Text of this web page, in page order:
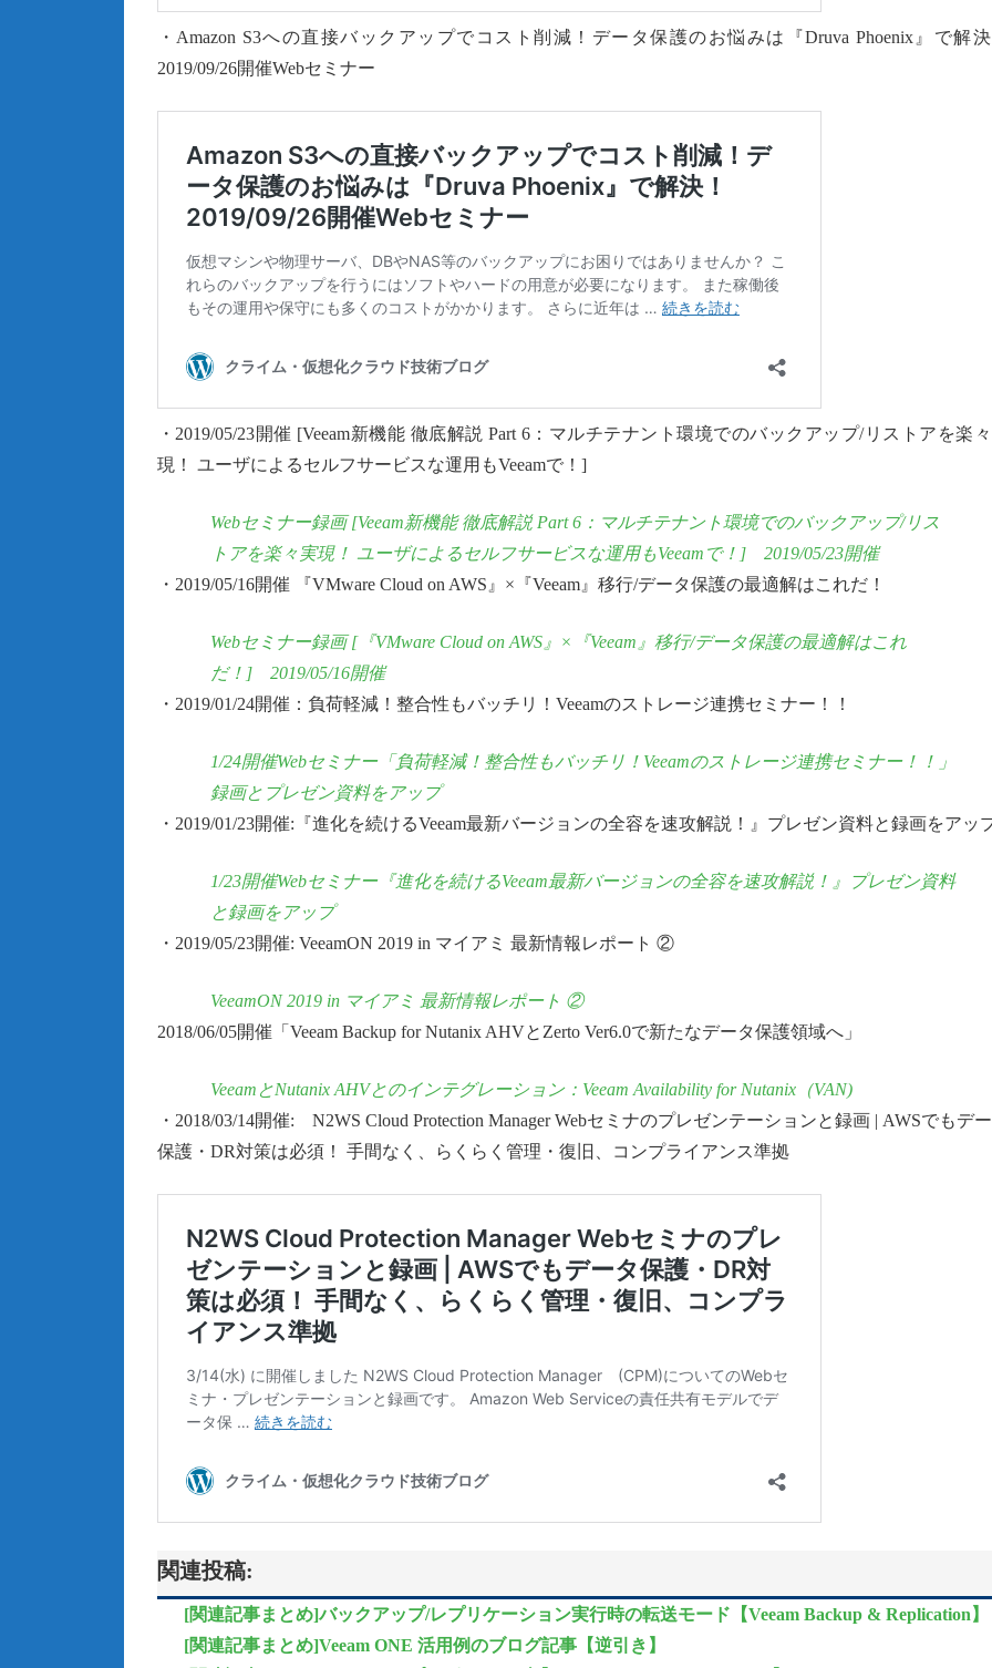
・Amazon S3への直接バックアップでコスト削減！データ保護のお悩みは『Druva Phoenix』で解
2019/09/26開催Webセミナー
・2019/05/23開催 [Veeam新機能 徹底解説 Part 6：マルチテナント環境でのバックアップ/リストアを楽
現！ ユーザによるセルフサービスな運用もVeeamで！]
Webセミナー録画 [Veeam新機能 徹底解説 Part 6：マルチテナント環境でのバックアップ/リス
トアを楽々実現！ ユーザによるセルフサービスな運用もVeeamで！] 2019/05/23開催
・2019/05/16開催 『VMware Cloud on AWS』×『Veeam』移行/データ保護の最適解はこれだ！
Webセミナー録画 [『VMware Cloud on AWS』×『Veeam』移行/データ保護の最適解はこれ
だ！] 2019/05/16開催
・2019/01/24開催：負荷軽減！整合性もバッチリ！Veeamのストレージ連携セミナー！！
1/24開催Webセミナー「負荷軽減！整合性もバッチリ！Veeamのストレージ連携セミナー！！」
録画とプレゼン資料をアップ
・2019/01/23開催:『進化を続けるVeeam最新バージョンの全容を速攻解説！』プレゼン資料と録画をアッ
1/23開催Webセミナー『進化を続けるVeeam最新バージョンの全容を速攻解説！』プレゼン資料
と録画をアップ
・2019/05/23開催: VeeamON 2019 in マイアミ 最新情報レポート ②
VeeamON 2019 in マイアミ 最新情報レポート ②
2018/06/05開催「Veeam Backup for Nutanix AHVとZerto Ver6.0で新たなデータ保護領域へ」
VeeamとNutanix AHVとのインテグレーション：Veeam Availability for Nutanix（VAN)
・2018/03/14開催: N2WS Cloud Protection Manager Webセミナのプレゼンテーションと録画 | AWSでもデ
保護・DR対策は必須！ 手間なく、らくらく管理・復旧、コンプライアンス準拠
関連投稿:
[関連記事まとめ]バックアップ/レプリケーション実行時の転送モード【Veeam Backup & Replication】
[関連記事まとめ]Veeam ONE 活用例のブログ記事【逆引き】